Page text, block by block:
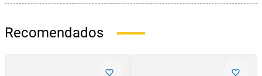
Recomendados